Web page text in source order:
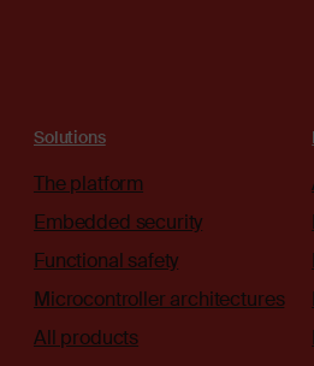
Solutions
The platform
Embedded security
Functional safety
Microcontroller architectures
All products